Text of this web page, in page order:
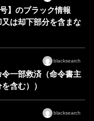
】のブラック情報
又は却下部分を含まな
blacksearch
令一部救済（命令書主
含む））
blacksearch